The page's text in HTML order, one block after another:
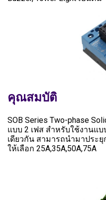
คุณสมบัติ
SOB Series Two-phase
แบบ 2 เฟส สำหรับใช้งานแบ
เดียวกัน สามารถนำมาประ
ให้เลือก 25A,35A,50A,75A